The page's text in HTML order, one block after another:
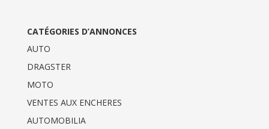
CATÉGORIES D’ANNONCES
AUTO
DRAGSTER
MOTO
VENTES AUX ENCHERES
AUTOMOBILIA